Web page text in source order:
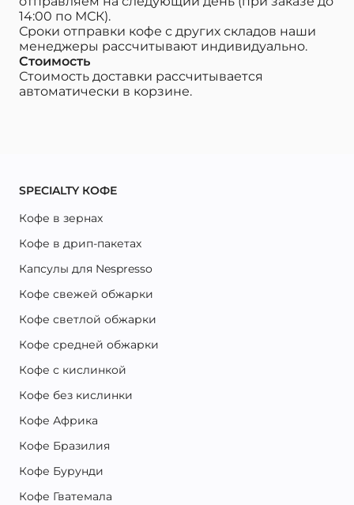
14:00 по МСК).
Сроки отправки кофе с других складов наши
менеджеры рассчитывают индивидуально.
Стоимость
Стоимость доставки рассчитывается
автоматически в корзине.
SPECIALTY КОФЕ
Кофе в зернах
Кофе в дрип-пакетах
Капсулы для Nespresso
Кофе свежей обжарки
Кофе светлой обжарки
Кофе средней обжарки
Кофе с кислинкой
Кофе без кислинки
Кофе Африка
Кофе Бразилия
Кофе Бурунди
Кофе Гватемала